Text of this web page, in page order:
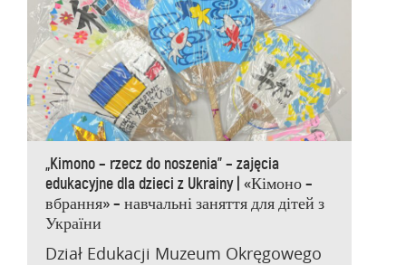
„Kimono – rzecz do noszenia” – zajęcia
edukacyjne dla dzieci z Ukrainy | «Кімоно –
вбрання» – навчальні заняття для дітей з
України
Dział Edukacji Muzeum Okręgowego